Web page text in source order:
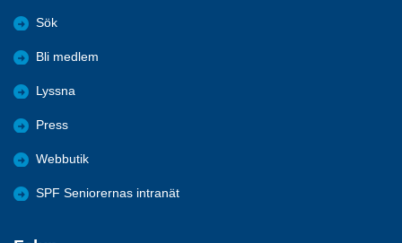
Sök
Bli medlem
Lyssna
Press
Webbutik
SPF Seniorernas intranät